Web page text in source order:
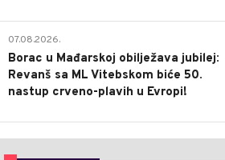
07.08.2026.
Borac u Mađarskoj obilježava jubilej:
Revanš sa ML Vitebskom biće 50.
nastup crveno-plavih u Evropi!